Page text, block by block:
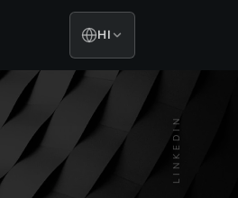
HI
LINKEDIN